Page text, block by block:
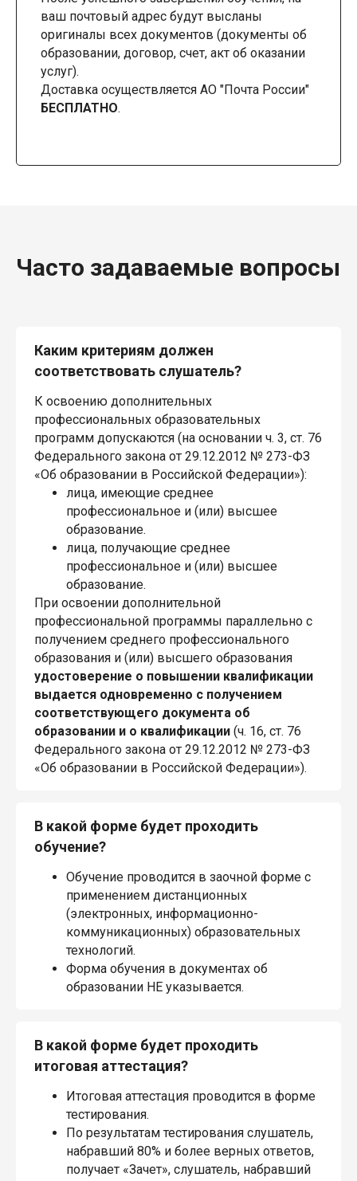
ваш почтовый адрес будут высланы
оригиналы всех документов (документы об
образовании, договор, счет, акт об оказании
услуг).
Доставка осуществляется АО "Почта России"
БЕСПЛАТНО.
Часто задаваемые вопросы
Каким критериям должен
соответствовать слушатель?
К освоению дополнительных
профессиональных образовательных
программ допускаются (на основании ч. 3, ст. 76
Федерального закона от 29.12.2012 № 273-ФЗ
«Об образовании в Российской Федерации»):
лица, имеющие среднее
профессиональное и (или) высшее
образование.
лица, получающие среднее
профессиональное и (или) высшее
образование.
При освоении дополнительной
профессиональной программы параллельно с
получением среднего профессионального
образования и (или) высшего образования
удостоверение о повышении квалификации
выдается одновременно с получением
соответствующего документа об
образовании и о квалификации (ч. 16, ст. 76
Федерального закона от 29.12.2012 № 273-ФЗ
«Об образовании в Российской Федерации»).
В какой форме будет проходить
обучение?
Обучение проводится в заочной форме с
применением дистанционных
(электронных, информационно-
коммуникационных) образовательных
технологий.
Форма обучения в документах об
образовании НЕ указывается.
В какой форме будет проходить
итоговая аттестация?
Итоговая аттестация проводится в форме
тестирования.
По результатам тестирования слушатель,
набравший 80% и более верных ответов,
получает «Зачет», слушатель, набравший